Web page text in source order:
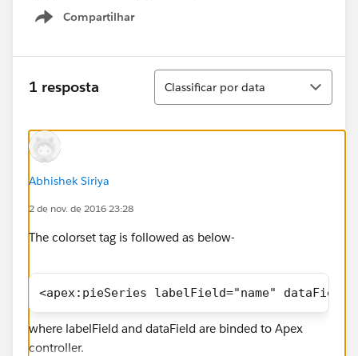
Compartilhar
Show menu
1 resposta
Classificar
Classificar por data
Abhishek Siriya
2 de nov. de 2016 23:28
The colorset tag is followed as below-
<apex:pieSeries labelField="name"
where labelField and dataField are binded to Apex
controller.